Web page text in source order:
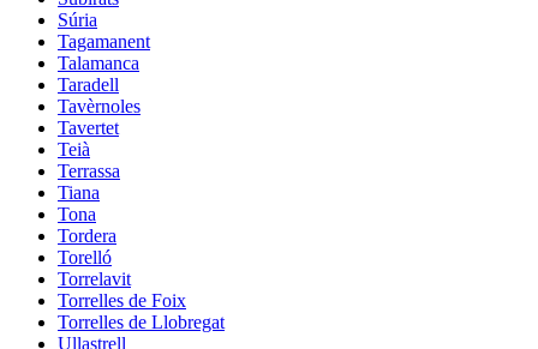
Súria
Tagamanent
Talamanca
Taradell
Tavèrnoles
Tavertet
Teià
Terrassa
Tiana
Tona
Tordera
Torelló
Torrelavit
Torrelles de Foix
Torrelles de Llobregat
Ullastrell